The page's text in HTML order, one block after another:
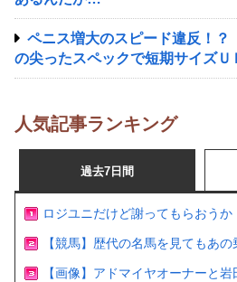
ペニス増大のスピード違反！？
の尖ったスペックで短期サイズＵ
人気記事ランキング
過去7日間
ロジユニだけど謝ってもらおうか
【競馬】歴代の名馬を見てもあ
【画像】アドマイヤオーナーと岩